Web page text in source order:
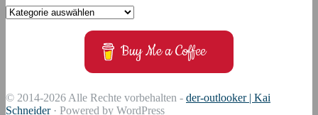
Wählen
Buy Me a Coffee
© 2014-2026 Alle Rechte vorbehalten - der-outlooker | Kai
Schneider· Powered by WordPress